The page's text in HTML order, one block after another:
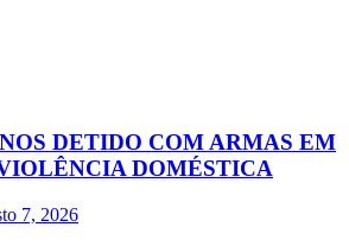
DETIDO COM ARMAS EM
DOMÉSTICA
7, 2026